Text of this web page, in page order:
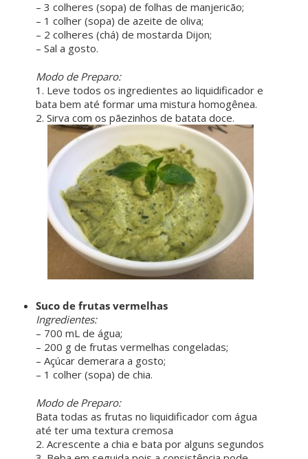
– 3 colheres (sopa) de folhas de manjericão;
– 1 colher (sopa) de azeite de oliva;
– 2 colheres (chá) de mostarda Dijon;
– Sal a gosto.
Modo de Preparo:
1. Leve todos os ingredientes ao liquidificador e
bata bem até formar uma mistura homogênea.
2. Sirva com os pãezinhos de batata doce.
Suco de frutas vermelhas
Ingredientes:
– 700 mL de água;
– 200 g de frutas vermelhas congeladas;
– Açúcar demerara a gosto;
– 1 colher (sopa) de chia.
Modo de Preparo:
Bata todas as frutas no liquidificador com água
até ter uma textura cremosa
2. Acrescente a chia e bata por alguns segundos